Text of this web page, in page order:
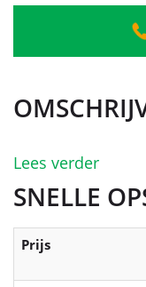
Lees verder
SNELLE
Prijs